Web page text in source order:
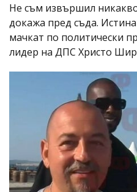
Не съм извършил
докажа пред съда.
мачкат по политически
лидер на ДПС Христо